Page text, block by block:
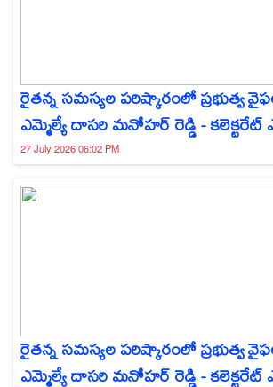
రైతన్న సమస్యల పరిష్కారంలో ప్రభుత్వ
ఎమ్మెల్యే దాసరి మనోహర్ రెడ్డి -
27 July 2026 06:02 PM
రైతన్న సమస్యల పరిష్కారంలో ప్రభుత్వ
ఎమ్మెల్యే దాసరి మనోహర్ రెడ్డి -